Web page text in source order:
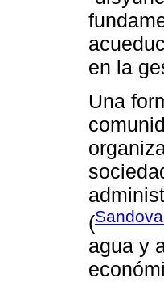
en la
Una
(
agua y